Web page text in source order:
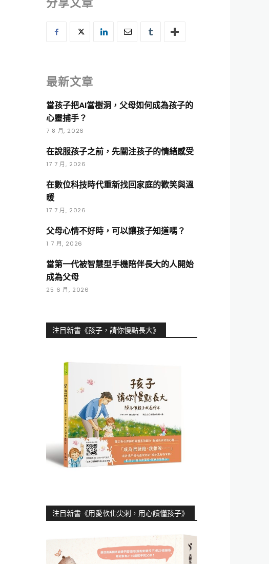
最新文章
當孩子把AI當樹洞，父母如何成為孩子的
心靈捕手？
7 8 月, 2026
在說服孩子之前，先關注孩子的情緒感受
17 7 月, 2026
在數位科技時代重新找回家庭的歡笑與溫
暖
17 7 月, 2026
父母心情不好時，可以讓孩子知道嗎？
1 7 月, 2026
當第一代被智慧型手機陪伴長大的人開始
成為父母
25 6 月, 2026
注目新書《孩子，請你慢點長大》
注目新書《用愛軟化尖刺，用心讀懂孩子》